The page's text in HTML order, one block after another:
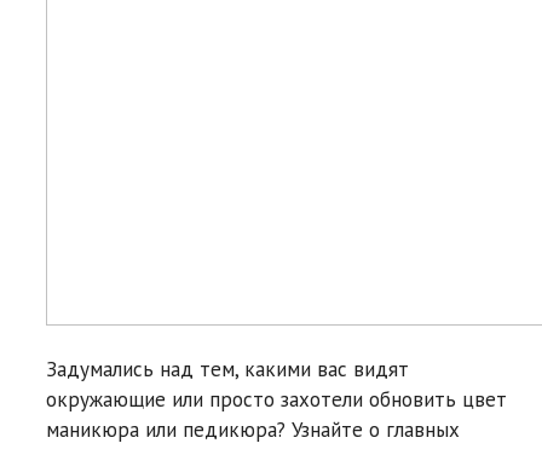
Задумались над тем, какими вас видят
окружающие или просто захотели обновить цвет
маникюра или педикюра? Узнайте о главных